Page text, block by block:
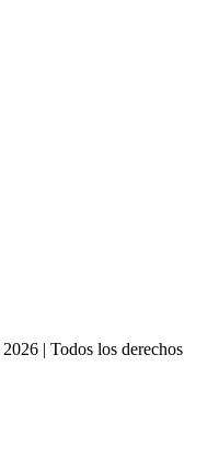
2026 |Todos los derechos